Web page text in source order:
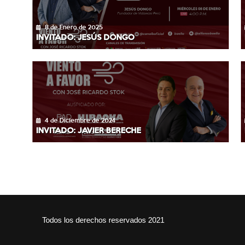
8 de Enero de 2025
INVITADO: JESÚS DONGO
4 de Diciembre de 2024
INVITADO: JAVIER BERECHE
Todos los derechos reservados 2021